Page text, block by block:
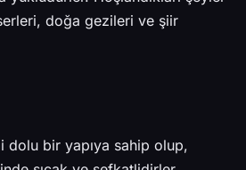
doğa gezileri ve şiir
dolu bir yapıya sahip olup,